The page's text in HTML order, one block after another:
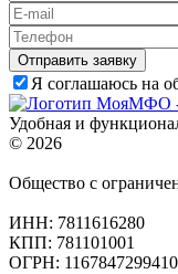
Я соглашаюсь на
Удобная и
© 2026
Общество с
ИНН: 7811616280
КПП: 781101001
ОГРН: 1167847299410